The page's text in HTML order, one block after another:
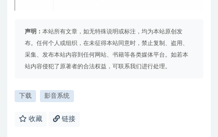
声明： 本站所有文章，如无特殊说明或标注，均为本站原创发
布。任何个人或组织，在未征得本站同意时，禁止复制、盗用、
采集、发布本站内容到任何网站、书籍等各类媒体平台。如若本
站内容侵犯了原著者的合法权益，可联系我们进行处理。
下载 影音系统
收藏 链接